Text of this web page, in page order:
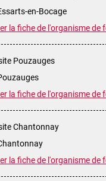
en-Bocage
la fiche de l'organisme de
Pouzauges
la fiche de l'organisme de
Chantonnay
la fiche de l'organisme de